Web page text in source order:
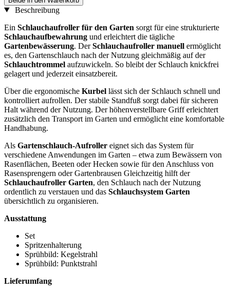
Beschreibung
Ein Schlauchaufroller für den Garten sorgt für eine strukturierte
Schlauchaufbewahrung und erleichtert die tägliche
Gartenbewässerung. DerSchlauchaufroller manuell ermöglicht
es, den Gartenschlauch nach der Nutzung gleichmäßig auf der
Schlauchtrommel aufzuwickeln. So bleibt der Schlauch knickfrei
gelagert und jederzeit einsatzbereit.
Über die ergonomische Kurbel lässt sich der Schlauch schnell und
kontrolliert aufrollen. Der stabile Standfuß sorgt dabei für sicheren
Halt während der Nutzung. Der höhenverstellbare Griff erleichtert
zusätzlich den Transport im Garten und ermöglicht eine komfortable
Handhabung.
Als Gartenschlauch-Aufroller eignet sich das System für
verschiedene Anwendungen im Garten – etwa zum Bewässern von
Rasenflächen, Beeten oder Hecken sowie für den Anschluss von
Rasensprengern oder Gartenbrausen Gleichzeitig hilft der
Schlauchaufroller Garten, den Schlauch nach der Nutzung
ordentlich zu verstauen und das Schlauchsystem Garten
übersichtlich zu organisieren.
Ausstattung
Set
Spritzenhalterung
Sprühbild: Kegelstrahl
Sprühbild: Punktstrahl
Lieferumfang